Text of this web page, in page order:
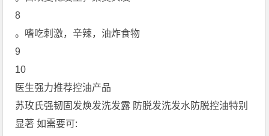
8
。嗜吃刺激，辛辣，油炸食物
9
10
医生强力推荐控油产品
苏玫氏强韧固发焕发洗发露 防脱发洗发水防脱控油特别
显著 如需要可: